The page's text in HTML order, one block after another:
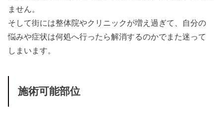
ません。
そして街には整体院やクリニックが増え過ぎて、自分の
悩みや症状は何処へ行ったら解消するのかでまた迷って
しまいます。
施術可能部位